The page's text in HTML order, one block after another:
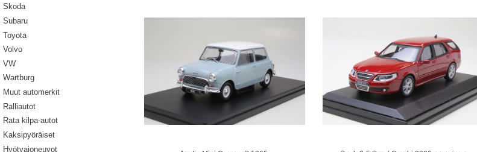
Skoda
Subaru
Toyota
Volvo
VW
Wartburg
Muut automerkit
Ralliautot
Rata kilpa-autot
Kaksipyöräiset
Hyötyajoneuvot